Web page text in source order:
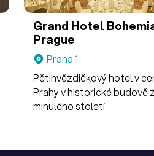
Grand Hotel
Prague
Praha 1
Pětihvězdičkový hotel v
Prahy v historické budově
minulého století.